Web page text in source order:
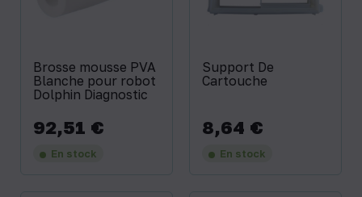
Brosse mousse PVA
Blanche pour robot
Dolphin Diagnostic
Prix
92,51 €
En stock
Support De
Cartouche
Prix
8,64 €
En stock